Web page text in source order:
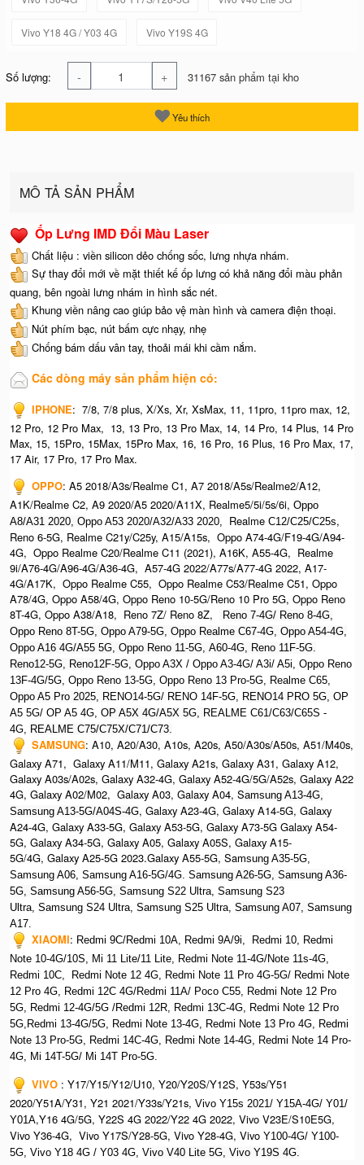
Vivo Y18 4G / Y03 4G Vivo Y19S 4G
Số lượng: - + 31167 sản phẩm tại kho
Yêu thích
MÔ TẢ SẢN PHẨM
Ốp Lưng IMD Đổi Màu Laser
Chất liệu : viền silicon dẻo chống sốc, lưng nhựa nhám.
Sự thay đổi mới về mặt thiết kế ốp lưng có khả năng đổi màu phản
quang, bên ngoài lưng nhám in hình sắc nét.
Khung viền nâng cao giúp bảo vệ màn hình và camera điện thoại.
Nút phím bạc, nút bấm cực nhạy, nhẹ
Chống bám dấu vân tay, thoải mái khi cầm nắm.
Các dòng máy sản phẩm hiện có:
IPHONE: 7/8, 7/8 plus, X/Xs, Xr, XsMax, 11, 11pro, 11pro max, 12,
12 Pro, 12 Pro Max, 13, 13 Pro, 13 Pro Max, 14, 14 Pro, 14 Plus, 14 Pro
Max, 15, 15Pro, 15Max, 15Pro Max, 16, 16 Pro, 16 Plus, 16 Pro Max, 17,
17 Air, 17 Pro, 17 Pro Max.
OPPO: A5 2018/A3s/Realme C1, A7 2018/A5s/Realme2/A12,
A1K/Realme C2, A9 2020/A5 2020/A11X, Realme5/5i/5s/6i, Oppo
A8/A31 2020, Oppo A53 2020/A32/A33 2020, Realme C12/C25/C25s,
Reno 6-5G, Realme C21y/C25y, A15/A15s, Oppo A74-4G/F19-4G/A94-
4G, Oppo Realme C20/Realme C11 (2021), A16K, A55-4G, Realme
9i/A76-4G/A96-4G/A36-4G, A57-4G 2022/A77s/A77-4G 2022, A17-
4G/A17K, Oppo Realme C55, Oppo Realme C53/Realme C51, Oppo
A78/4G, Oppo A58/4G, Oppo Reno 10-5G/Reno 10 Pro 5G, Oppo Reno
8T-4G, Oppo A38/A18, Reno 7Z/ Reno 8Z,
Reno 7-4G/ Reno 8-4G,
Oppo Reno 8T-5G, Oppo A79-5G, Oppo Realme C67-4G, Oppo A54-4G,
Oppo A16 4G/A55 5G, Oppo Reno 11-5G, A60-4G, Reno 11F-5G.
Reno12-5G, Reno12F-5G, Oppo A3X / Oppo A3-4G/ A3i/ A5i, Oppo Reno
13F-4G/5G, Oppo Reno 13-5G, Oppo Reno 13 Pro-5G, Realme C65,
Oppo A5 Pro 2025, RENO14-5G/ RENO 14F-5G, RENO14 PRO 5G, OP
A5 5G/ OP A5 4G, OP A5X 4G/A5X 5G, REALME C61/C63/C65S -
4G, REALME C75/C75X/C71/C73.
SAMSUNG: A10, A20/A30, A10s, A20s, A50/A30s/A50s, A51/M40s,
Galaxy A71, Galaxy A11/M11, Galaxy A21s, Galaxy A31, Galaxy A12,
Galaxy A03s/A02s, Galaxy A32-4G, Galaxy A52-4G/5G/A52s, Galaxy A22
4G, Galaxy A02/M02, Galaxy A03, Galaxy A04, Samsung A13-4G,
Samsung A13-5G/A04S-4G, Galaxy A23-4G, Galaxy A14-5G, Galaxy
A24-4G, Galaxy A33-5G, Galaxy A53-5G, Galaxy A73-5G Galaxy A54-
5G, Galaxy A34-5G, Galaxy A05, Galaxy A05S, Galaxy A15-
5G/4G, Galaxy A25-5G 2023.Galaxy A55-5G, Samsung A35-5G,
Samsung A06, Samsung A16-5G/4G. Samsung A26-5G, Samsung A36-
5G, Samsung A56-5G, Samsung S22 Ultra, Samsung S23
Ultra, Samsung S24 Ultra, Samsung S25 Ultra, Samsung A07, Samsung
A17.
XIAOMI: Redmi 9C/Redmi 10A, Redmi 9A/9i, Redmi 10, Redmi
Note 10-4G/10S, Mi 11 Lite/11 Lite, Redmi Note 11-4G/Note 11s-4G,
Redmi 10C, Redmi Note 12 4G, Redmi Note 11 Pro 4G-5G/ Redmi Note
12 Pro 4G, Redmi 12C 4G/Redmi 11A/ Poco C55, Redmi Note 12 Pro
5G, Redmi 12-4G/5G /Redmi 12R, Redmi 13C-4G, Redmi Note 12 Pro
5G,Redmi 13-4G/5G, Redmi Note 13-4G, Redmi Note 13 Pro 4G, Redmi
Note 13 Pro-5G, Redmi 14C-4G, Redmi Note 14-4G, Redmi Note 14 Pro-
4G, Mi 14T-5G/ Mi 14T Pro-5G.
VIVO : Y17/Y15/Y12/U10, Y20/Y20S/Y12S, Y53s/Y51
2020/Y51A/Y31, Y21 2021/Y33s/Y21s, Vivo Y15s 2021/ Y15A-4G/ Y01/
Y01A,Y16 4G/5G, Y22S 4G 2022/Y22 4G 2022, Vivo V23E/S10E5G,
Vivo Y36-4G, Vivo Y17S/Y28-5G, Vivo Y28-4G, Vivo Y100-4G/ Y100-
5G, Vivo Y18 4G / Y03 4G, Vivo V40 Lite 5G, Vivo Y19S 4G.